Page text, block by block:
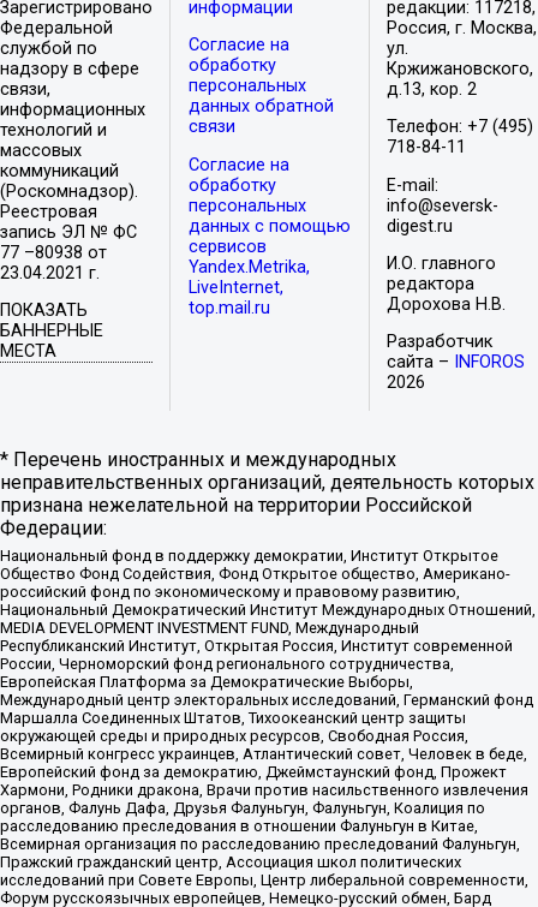
Зарегистрировано
Федеральной
службой по
надзору в сфере
связи,
информационных
технологий и
массовых
коммуникаций
(Роскомнадзор).
Реестровая
запись ЭЛ № ФС
77 –80938 от
23.04.2021 г.
ПОКАЗАТЬ
БАННЕРНЫЕ
МЕСТА
информации
Согласие на
обработку
персональных
данных обратной
связи
Согласие на
обработку
персональных
данных с помощью
сервисов
Yandex.Metrika,
LiveInternet,
top.mail.ru
редакции: 117218,
Россия, г. Москва,
ул.
Кржижановского,
д.13, кор. 2
Телефон: +7 (495)
718-84-11
E-mail:
info@seversk-
digest.ru
И.О. главного
редактора
Дорохова Н.В.
Разработчик
сайта –
INFOROS
2026
* Перечень иностранных и международных
неправительственных организаций, деятельность которых
признана нежелательной на территории Российской
Федерации:
Национальный фонд в поддержку демократии, Институт Открытое
Общество Фонд Содействия, Фонд Открытое общество, Американо-
российский фонд по экономическому и правовому развитию,
Национальный Демократический Институт Международных Отношений,
MEDIA DEVELOPMENT INVESTMENT FUND, Международный
Республиканский Институт, Открытая Россия, Институт современной
России, Черноморский фонд регионального сотрудничества,
Европейская Платформа за Демократические Выборы,
Международный центр электоральных исследований, Германский фонд
Маршалла Соединенных Штатов, Тихоокеанский центр защиты
окружающей среды и природных ресурсов, Свободная Россия,
Всемирный конгресс украинцев, Атлантический совет, Человек в беде,
Европейский фонд за демократию, Джеймстаунский фонд, Прожект
Хармони, Родники дракона, Врачи против насильственного извлечения
органов, Фалунь Дафа, Друзья Фалуньгун, Фалуньгун, Коалиция по
расследованию преследования в отношении Фалуньгун в Китае,
Всемирная организация по расследованию преследований Фалуньгун,
Пражский гражданский центр, Ассоциация школ политических
исследований при Совете Европы, Центр либеральной современности,
Форум русскоязычных европейцев, Немецко-русский обмен, Бард